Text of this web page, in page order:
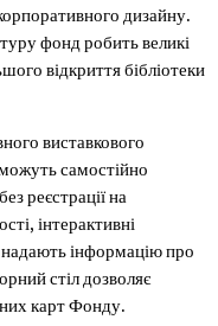
дизайну.
фонд робить великі
відкриття бібліотеки
виставкового
самостійно
реєстрації на
інтерактивні
надають інформацію про
стіл дозволяє
карт Фонду.